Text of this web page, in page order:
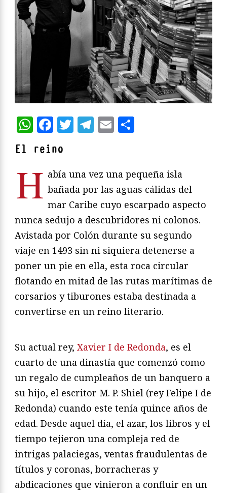
WhatsApp
Facebook
Twitter
Telegram
Email
El reino
H abía una vez una pequeña isla
bañada por las aguas cálidas del
mar Caribe cuyo escarpado aspecto
nunca sedujo a descubridores ni colonos.
Avistada por Colón durante su segundo
viaje en 1493 sin ni siquiera detenerse a
poner un pie en ella, esta roca circular
flotando en mitad de las rutas marítimas de
corsarios y tiburones estaba destinada a
convertirse en un reino literario.
Su actual rey, Xavier I de Redonda, es el
cuarto de una dinastía que comenzó como
un regalo de cumpleaños de un banquero a
su hijo, el escritor M. P. Shiel (rey Felipe I de
Redonda) cuando este tenía quince años de
edad. Desde aquel día, el azar, los libros y el
tiempo tejieron una compleja red de
intrigas palaciegas, ventas fraudulentas de
títulos y coronas, borracheras y
abdicaciones que vinieron a confluir en un